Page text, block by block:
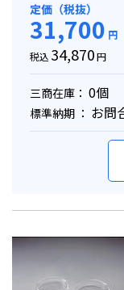
定価（税抜）
31,700 円
税込 34,870円
三商在庫： 0個
標準納期 ： お問